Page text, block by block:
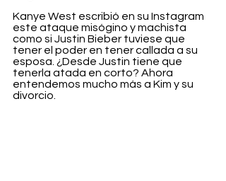
Kanye West escribió en su Instagram
este ataque misógino y machista
como si Justin Bieber tuviese que
tener el poder en tener callada a su
esposa. ¿Desde Justin tiene que
tenerla atada en corto? Ahora
entendemos mucho más a Kim y su
divorcio.